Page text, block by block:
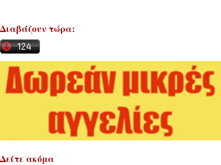
Διαβάζουν τώρα:
Δείτε ακόμα